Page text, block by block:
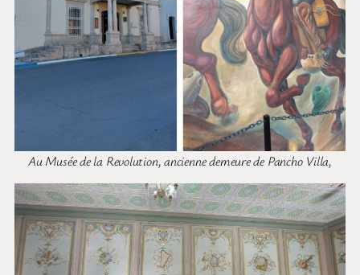
Au Musée de la Revolution, ancienne demeure de Pancho Villa,